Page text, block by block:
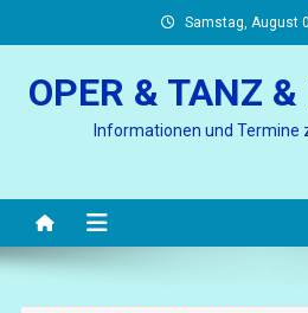
to
Samstag, August
OPER & TANZ
Informationen und Termine